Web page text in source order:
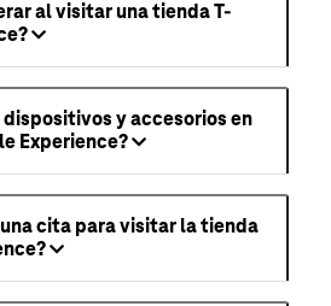
al visitar una tienda T-
y accesorios en
Experience?
cita para visitar la tienda